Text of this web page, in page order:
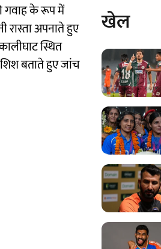
गवाह के रूप में
रास्ता अपनाते हुए
स्थित
बताते हुए जांच
खेल